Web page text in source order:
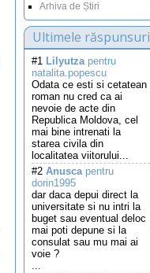
Arhiva de Știri
Ultimele răspunsuri
#1 Lilyutzapentru
natalita.popescu
Odata ce esti si cetatean
roman nu cred ca ai
nevoie de acte din
Republica Moldova, cel
mai bine intrenati la
starea civila din
localitatea viitorului...
#2 Anuscapentru
dorin1995
dar daca depui direct la
universitate si nu intri la
buget sau eventual deloc
mai poti depune si la
consulat sau mu mai ai
voie ?
...